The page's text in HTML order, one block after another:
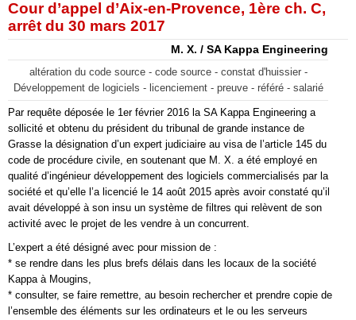
Cour d’appel d’Aix-en-Provence, 1ère ch. C,
arrêt du 30 mars 2017
M. X. / SA Kappa Engineering
altération du code source - code source - constat d'huissier -
Développement de logiciels - licenciement - preuve - référé - salarié
Par requête déposée le 1er février 2016 la SA Kappa Engineering a
sollicité et obtenu du président du tribunal de grande instance de
Grasse la désignation d’un expert judiciaire au visa de l’article 145 du
code de procédure civile, en soutenant que M. X. a été employé en
qualité d’ingénieur développement des logiciels commercialisés par la
société et qu’elle l’a licencié le 14 août 2015 après avoir constaté qu’il
avait développé à son insu un système de filtres qui relèvent de son
activité avec le projet de les vendre à un concurrent.
L’expert a été désigné avec pour mission de :
* se rendre dans les plus brefs délais dans les locaux de la société
Kappa à Mougins,
* consulter, se faire remettre, au besoin rechercher et prendre copie de
l’ensemble des éléments sur les ordinateurs et le ou les serveurs